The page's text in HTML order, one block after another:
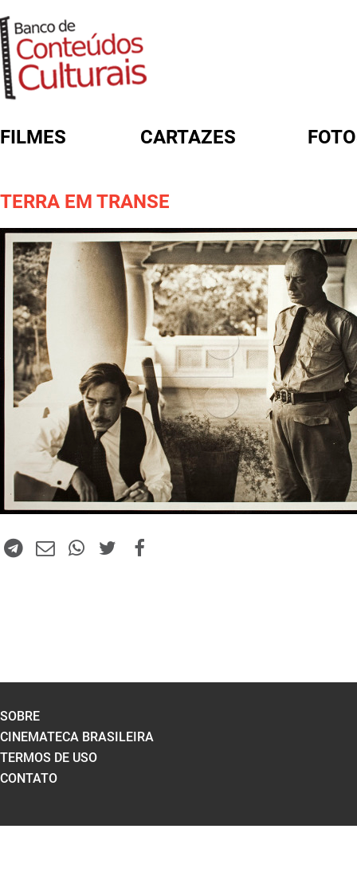
FILMES CARTAZES
TERRA EM TRANSE
SOBRE
CINEMATECA BRASILEIRA
TERMOS DE USO
CONTATO